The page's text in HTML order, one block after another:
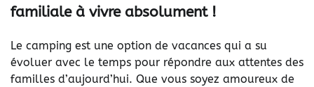
familiale à vivre absolument !
Le camping est une option de vacances qui a su
évoluer avec le temps pour répondre aux attentes des
familles d’aujourd’hui. Que vous soyez amoureux de